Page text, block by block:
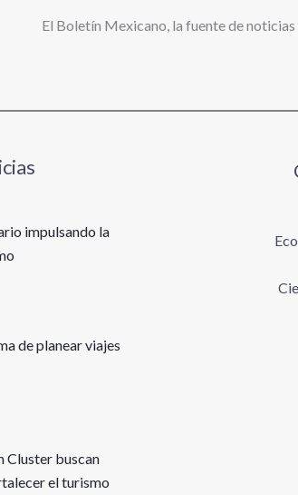
El Boletín Mexicano, la fuente de
impulsando la
de planear viajes
Cluster buscan
el turismo